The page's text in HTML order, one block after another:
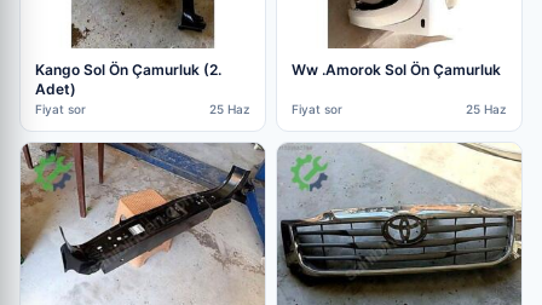
Kango Sol Ön Çamurluk (2.
Adet)
Fiyat sor 25 Haz
Ww .Amorok Sol Ön Çamurluk
Fiyat sor 25 Haz